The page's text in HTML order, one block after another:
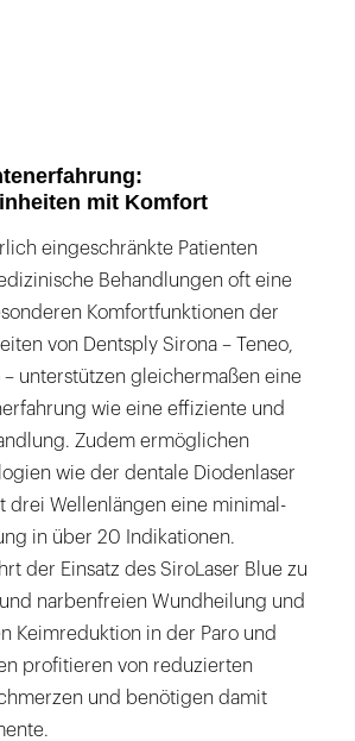
mit Komfort
eingeschränkte Patienten
Behandlungen oft eine
Komfortfunktionen der
von Dentsply Sirona – Teneo,
unterstützen gleichermaßen eine
wie eine effiziente und
Zudem ermöglichen
wie der dentale Diodenlaser
drei Wellenlängen eine minimal-
in über 20 Indikationen.
der Einsatz des SiroLaser Blue zu
narbenfreien Wundheilung und
Keimreduktion in der Paro und
profitieren von reduzierten
und benötigen damit